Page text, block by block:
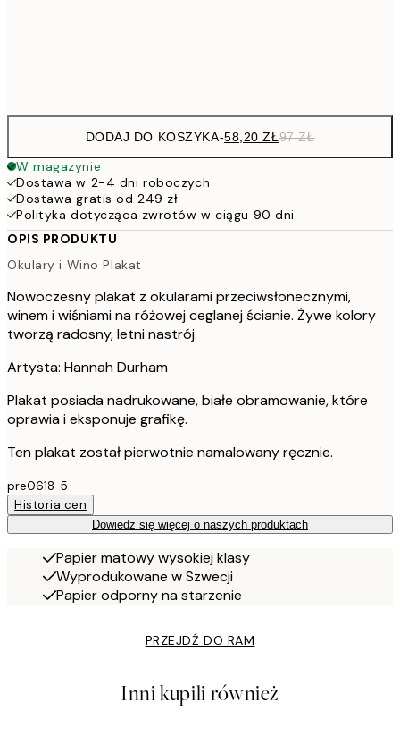
DODAJ DO KOSZYKA-58,20 ZŁ97 ZŁ
W magazynie
Dostawa w 2-4 dni roboczych
Dostawa gratis od 249 zł
Polityka dotycząca zwrotów w ciągu 90 dni
OPIS PRODUKTU
Okulary i Wino Plakat
Nowoczesny plakat z okularami przeciwsłonecznymi,
winem i wiśniami na różowej ceglanej ścianie. Żywe kolory
tworzą radosny, letni nastrój.
Artysta: Hannah Durham
Plakat posiada nadrukowane, białe obramowanie, które
oprawia i eksponuje grafikę.
Ten plakat został pierwotnie namalowany ręcznie.
pre0618-5
Historia cen
Dowiedz się więcej o naszych produktach
Papier matowy wysokiej klasy
Wyprodukowane w Szwecji
Papier odporny na starzenie
PRZEJDŹ DO RAM
Inni kupili również